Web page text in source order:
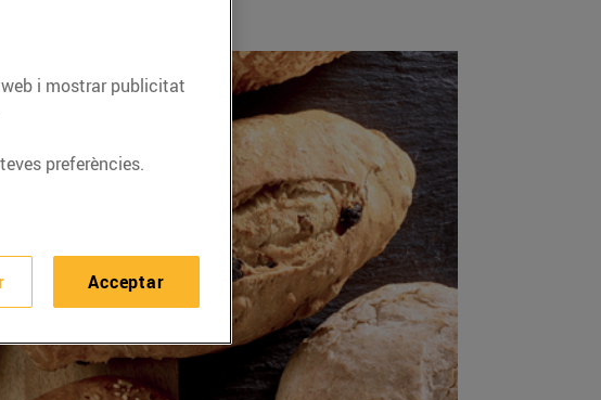
web i mostrar publicitat
preferències.
Acceptar